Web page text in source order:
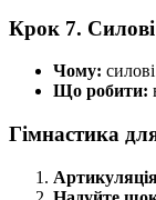
Крок 7. Силові
Чому:
Що робити:
Гімнастика